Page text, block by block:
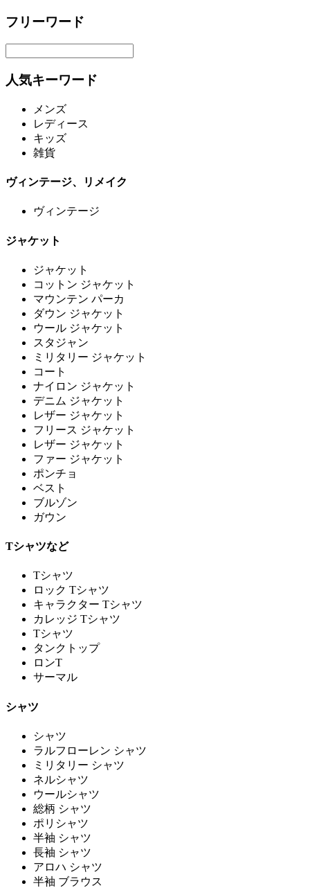
フリーワード
人気キーワード
メンズ
レディース
キッズ
雑貨
ヴィンテージ、リメイク
ヴィンテージ
ジャケット
ジャケット
コットン ジャケット
マウンテン パーカ
ダウン ジャケット
ウール ジャケット
スタジャン
ミリタリー ジャケット
コート
ナイロン ジャケット
デニム ジャケット
レザー ジャケット
フリース ジャケット
レザー ジャケット
ファー ジャケット
ポンチョ
ベスト
ブルゾン
ガウン
Tシャツなど
Tシャツ
ロック Tシャツ
キャラクター Tシャツ
カレッジ Tシャツ
Tシャツ
タンクトップ
ロンT
サーマル
シャツ
シャツ
ラルフローレン シャツ
ミリタリー シャツ
ネルシャツ
ウールシャツ
総柄 シャツ
ポリシャツ
半袖 シャツ
長袖 シャツ
アロハ シャツ
半袖 ブラウス